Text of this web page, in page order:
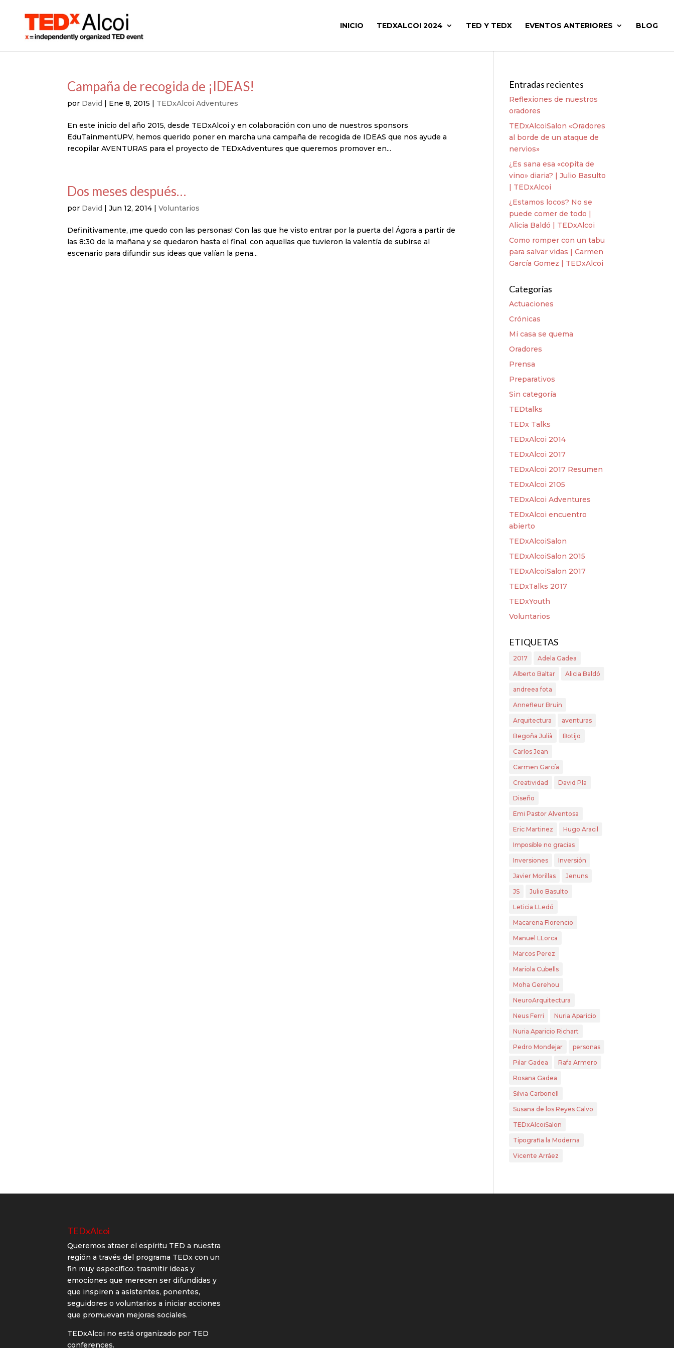
INICIO TEDXALCOI 2024 TED Y TEDX EVENTOS ANTERIORES BLOG
Campaña de recogida de ¡IDEAS!
por David | Ene 8, 2015 | TEDxAlcoi Adventures
En este inicio del año 2015, desde TEDxAlcoi y en colaboración con uno de nuestros sponsors
EduTainmentUPV, hemos querido poner en marcha una campaña de recogida de IDEAS que nos ayude a
recopilar AVENTURAS para el proyecto de TEDxAdventures que queremos promover en...
Dos meses después…
por David |Jun 12, 2014 |Voluntarios
Definitivamente, ¡me quedo con las personas! Con las que he visto entrar por la puerta del Ágora a partir de
las 8:30 de la mañana y se quedaron hasta el final, con aquellas que tuvieron la valentía de subirse al
escenario para difundir sus ideas que valían la pena...
Entradas recientes
Reflexiones de nuestros
oradores
TEDxAlcoiSalon «Oradores
al borde de un ataque de
nervios»
¿Es sana esa «copita de
vino» diaria? | Julio Basulto
| TEDxAlcoi
¿Estamos locos? No se
puede comer de todo |
Alicia Baldó | TEDxAlcoi
Como romper con un tabu
para salvar vidas | Carmen
García Gomez | TEDxAlcoi
Categorías
Actuaciones
Crónicas
Mi casa se quema
Oradores
Prensa
Preparativos
Sin categoría
TEDtalks
TEDx Talks
TEDxAlcoi 2014
TEDxAlcoi 2017
TEDxAlcoi 2017 Resumen
TEDxAlcoi 2105
TEDxAlcoi Adventures
TEDxAlcoi encuentro
abierto
TEDxAlcoiSalon
TEDxAlcoiSalon 2015
TEDxAlcoiSalon 2017
TEDxTalks 2017
TEDxYouth
Voluntarios
ETIQUETAS
2017 Adela Gadea
Alberto Baltar Alicia Baldó
andreea fota
Annefleur Bruin
Arquitectura aventuras
Begoña Julià Botijo
Carlos Jean
Carmen García
Creatividad David Pla
Diseño
Emi Pastor Alventosa
Eric Martinez Hugo Aracil
Imposible no gracias
Inversiones Inversión
Javier Morillas Jenuns
JS Julio Basulto
Leticia LLedó
Macarena Florencio
Manuel LLorca
Marcos Perez
Mariola Cubells
Moha Gerehou
NeuroArquitectura
Neus Ferri Nuria Aparicio
Nuria Aparicio Richart
Pedro Mondejar personas
Pilar Gadea Rafa Armero
Rosana Gadea
Silvia Carbonell
Susana de los Reyes Calvo
TEDxAlcoiSalon
Tipografia la Moderna
Vicente Arráez
TEDxAlcoi
Queremos atraer el espíritu TED a nuestra
región a través del programa TEDx con un
fin muy específico: trasmitir ideas y
emociones que merecen ser difundidas y
que inspiren a asistentes, ponentes,
seguidores o voluntarios a iniciar acciones
que promuevan mejoras sociales.
TEDxAlcoi no está organizado por TED
conferences.